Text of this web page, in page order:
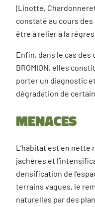
(Linotte,
constaté au cours
être à relier à la
Enfin, dans le cas des
BROMION, elles
porter un diagnostic
dégradation de
Menaces
L’habitat est en nette
jachères et
densification de
terrains vagues, le
naturelles par des